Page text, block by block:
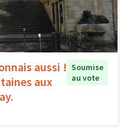
aussi !
aux
Soumise
au vote